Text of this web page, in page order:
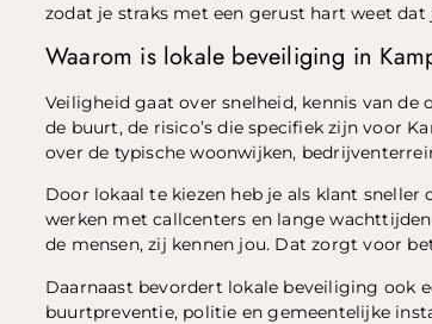
zodat je straks met een gerust hart weet
Waarom is lokale beveiliging in
Veiligheid gaat over snelheid, kennis van
de buurt, de risico’s die specifiek zijn voor
over de typische woonwijken,
Door lokaal te kiezen heb je als klant
werken met callcenters en lange
de mensen, zij kennen jou. Dat zorgt voor
Daarnaast bevordert lokale beveiliging ook
buurtpreventie, politie en gemeentelijke